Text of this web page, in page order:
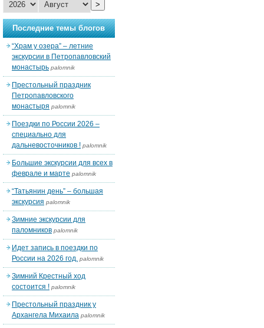
>
Последние темы блогов
“Храм у озера” – летние
экскурсии в Петропавловский
монастырь palomnik
Престольный праздник
Петропавловского
монастыря palomnik
Поездки по России 2026 –
специально для
дальневосточников ! palomnik
Большие экскурсии для всех в
феврале и марте palomnik
“Татьянин день” – большая
экскурсия palomnik
Зимние экскурсии для
паломников palomnik
Идет запись в поездки по
России на 2026 год. palomnik
Зимний Крестный ход
состоится ! palomnik
Престольный праздник у
Архангела Михаила palomnik